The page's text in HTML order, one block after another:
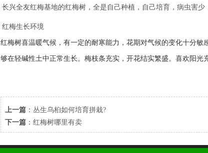
长兴全友红梅基地的红梅树，全是自己种植，自己培育，病虫害少
红梅生长环境
红梅树喜温暖气候，有一定的耐寒能力，花期对气候的变化十分
够在轻碱性土中正常生长。梅枝条充实，开花结实繁盛。喜欢阳光
上一篇 ： 丛生乌桕如何培育拼栽?
下一篇 ： 红梅树哪里有卖